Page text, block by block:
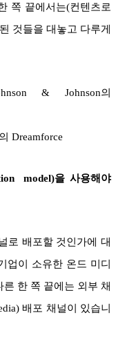
쪽 끝에서는(컨텐츠로
것들을 대놓고 다루게
& Johnson의
Dreamforce
model)을 사용해야
로 배포할 것인가에 대
업이 소유한 온드 미디
른 한 쪽 끝에는 외부 채
배포 채널이 있습니